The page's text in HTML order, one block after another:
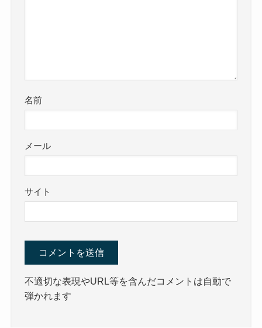
名前
メール
サイト
不適切な表現やURL等を含んだコメントは自動で
弾かれます